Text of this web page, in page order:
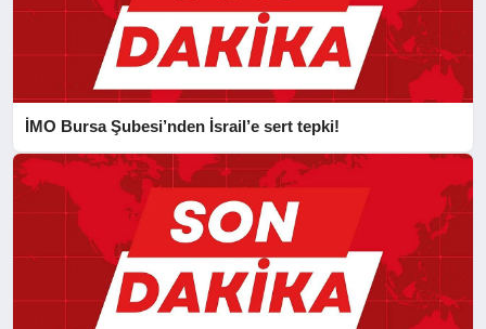
İMO Bursa Şubesi’nden İsrail’e sert tepki!